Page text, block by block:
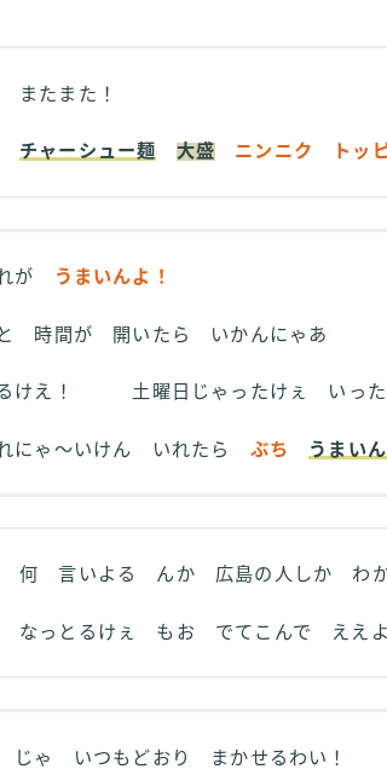
またまた！
チャーシュー麺 大盛 ニンニク トッ
が うまいんよ！
時間が 開いたら いかんにゃあ
るけえ！ 土曜日じゃったけぇ いった
にゃ～いけん いれたら ぶち うまいん
何 言いよる んか 広島の人しか わか
なっとるけぇ もお でてこんで ええよ
ゃ いつもどおり まかせるわい！